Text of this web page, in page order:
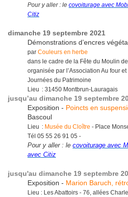
Pour y aller : le covoiturage avec
Citiz
dimanche 19 septembre 2021
Démonstrations d’encres
par Couleurs en herbe
dans le cadre de la Fête du Moulin
organisée par l’Association Au four
Journées du Patrimoine
Lieu : 31450 Montbrun-Lauragais
jusqu’au dimanche 19 septembre
Exposition - Poincts en
Bascoul
Lieu : Musée du Cloître - Place
Tél 05 55 26 91 05 -
Pour y aller : le covoiturage avec
avec Citiz
jusqu'au dimanche 19 septembre
Exposition - Marion Baruch,
Lieu : Les Abattoirs - 76, allées